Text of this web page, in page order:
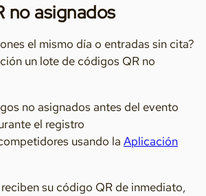
no asignados
el mismo día o entradas sin cita?
un lote de códigos QR no
no asignados antes del evento
el registro
usando la Aplicación
su código QR de inmediato,